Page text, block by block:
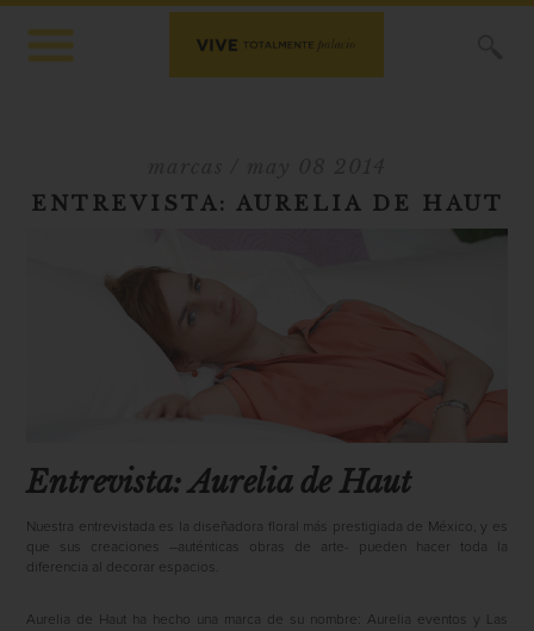
ENTREVISTA: AURELIA DE HAUT
Entrevista: Aurelia de Haut
Nuestra entrevistada es la diseñadora floral más prestigiada de México, y es
que sus creaciones –auténticas obras de arte- pueden hacer toda la
diferencia al decorar espacios.
Aurelia de Haut ha hecho una marca de su nombre: Aurelia eventos y Las